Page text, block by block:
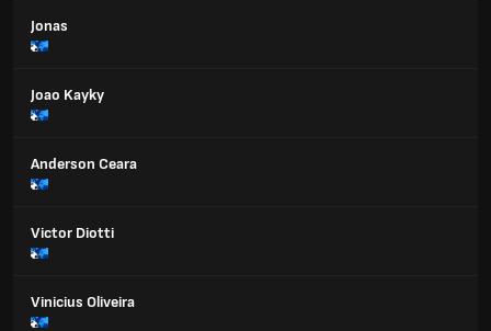
Jonas
Joao Kayky
Anderson Ceara
Victor Diotti
Vinicius Oliveira